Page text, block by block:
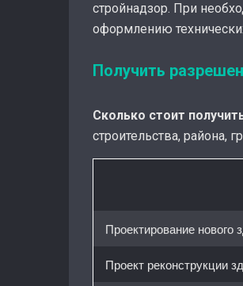
стройнадзор. При
оформлению
Получить
Сколько стоит
строительства, района,
Проектирование нового
Проект реконструкции